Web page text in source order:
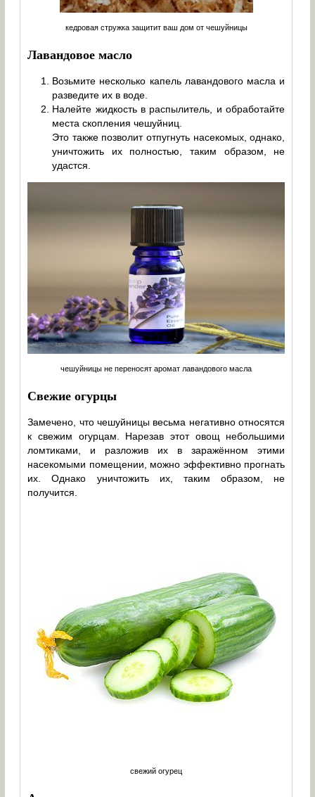
кедровая стружка защитит ваш дом от чешуйницы
Лавандовое масло
Возьмите несколько капель лавандового масла и
разведите их в воде.
Налейте жидкость в распылитель, и обработайте
места скопления чешуйниц.
Это также позволит отпугнуть насекомых, однако,
уничтожить их полностью, таким образом, не
удастся.
чешуйницы не переносят аромат лавандового масла
Свежие огурцы
Замечено, что чешуйницы весьма негативно относятся
к свежим огурцам. Нарезав этот овощ небольшими
ломтиками, и разложив их в заражённом этими
насекомыми помещении, можно эффективно прогнать
их. Однако уничтожить их, таким образом, не
получится.
свежий огурец